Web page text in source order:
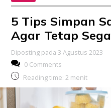
5 Tips Simpan
Agar Tetap
Diposting pada 3 Agustus 2023
0 Comments
Reading time: 2 menit